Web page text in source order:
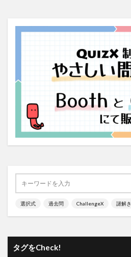
選択式 過去問 ChallengeX 謎解き
タグをCheck!